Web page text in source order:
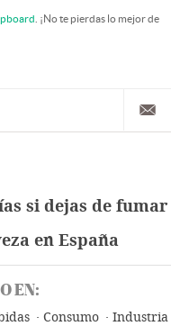
. ¡No te pierdas lo mejor de
si dejas de fumar
en España
EN:
Consumo Industria